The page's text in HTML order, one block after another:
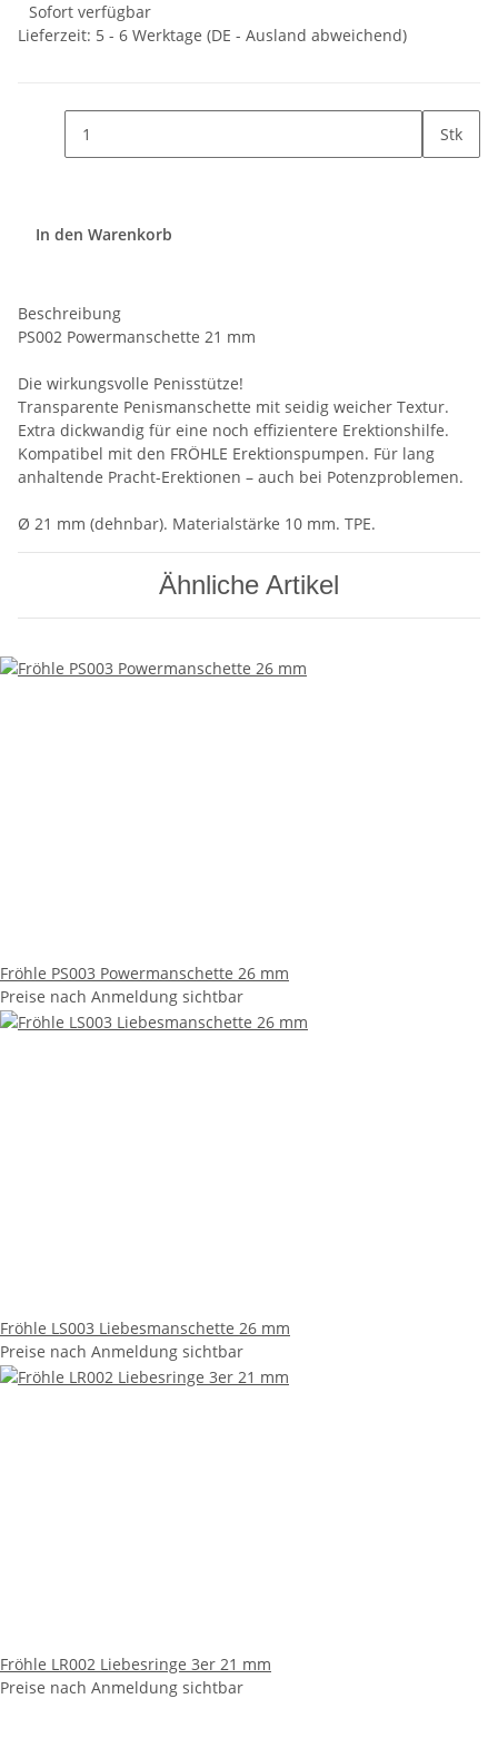
Sofort verfügbar
Lieferzeit: 5 - 6 Werktage (DE - Ausland abweichend)
Stk
In den Warenkorb
Beschreibung
PS002 Powermanschette 21 mm
Die wirkungsvolle Penisstütze!
Transparente Penismanschette mit seidig weicher Textur.
Extra dickwandig für eine noch effizientere Erektionshilfe.
Kompatibel mit den FRÖHLE Erektionspumpen. Für lang
anhaltende Pracht-Erektionen – auch bei Potenzproblemen.
Ø 21 mm (dehnbar). Materialstärke 10 mm. TPE.
Ähnliche Artikel
Fröhle PS003 Powermanschette 26 mm
Preise nach Anmeldung sichtbar
Fröhle LS003 Liebesmanschette 26 mm
Preise nach Anmeldung sichtbar
Fröhle LR002 Liebesringe 3er 21 mm
Preise nach Anmeldung sichtbar